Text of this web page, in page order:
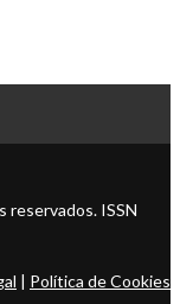
reservados. ISSN
| Política de Cookies